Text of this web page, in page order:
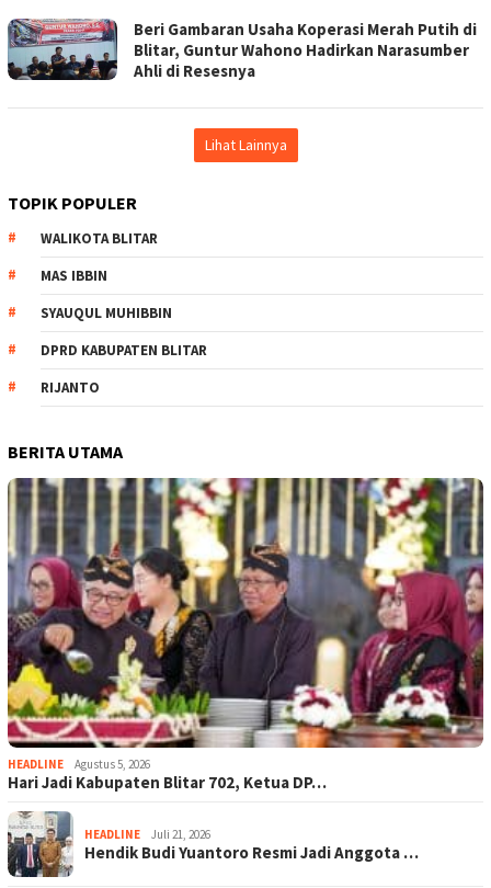
Beri Gambaran Usaha Koperasi Merah Putih di
Blitar, Guntur Wahono Hadirkan Narasumber
Ahli di Resesnya
Lihat Lainnya
TOPIK POPULER
WALIKOTA BLITAR
MAS IBBIN
SYAUQUL MUHIBBIN
DPRD KABUPATEN BLITAR
RIJANTO
BERITA UTAMA
HEADLINE Agustus 5, 2026
Hari Jadi Kabupaten Blitar 702, Ketua DP…
HEADLINE Juli 21, 2026
Hendik Budi Yuantoro Resmi Jadi Anggota …